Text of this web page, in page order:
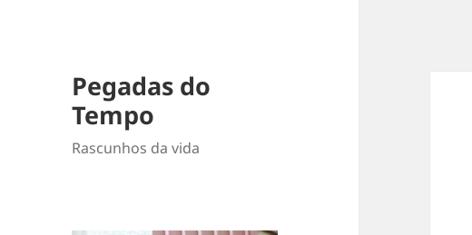
Pegadas do
Tempo
Rascunhos da vida